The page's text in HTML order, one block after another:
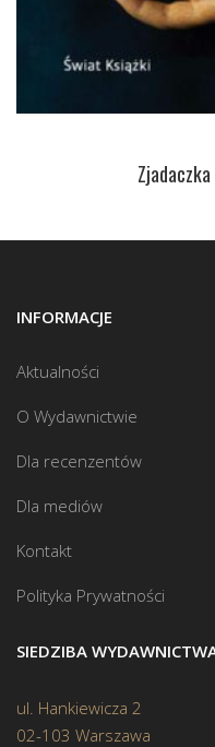
INFORMACJE
Aktualności
O Wydawnictwie
Dla recenzentów
Dla mediów
Kontakt
Polityka Prywatności
SIEDZIBA
ul. Hankiewicza 2
02-103 Warszawa